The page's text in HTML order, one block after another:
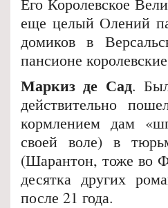
еще целый Олений
домиков в
пансионе
Маркиз де Сад.
действительно
кормлением дам
своей воле) в
(Шарантон, тоже во
десятка других
после 21 года.